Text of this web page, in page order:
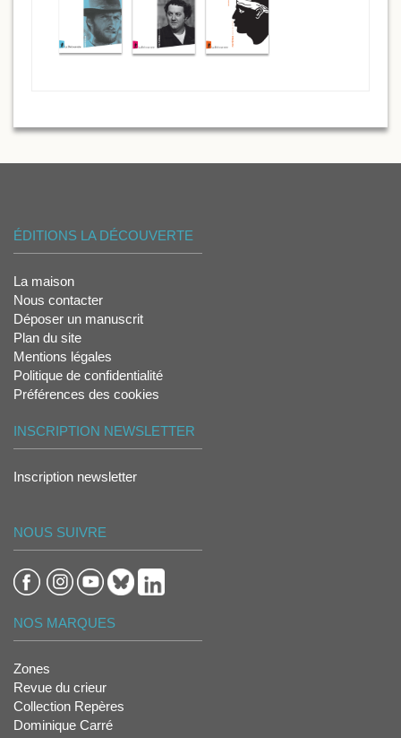
ÉDITIONS LA DÉCOUVERTE
La maison
Nous contacter
Déposer un manuscrit
Plan du site
Mentions légales
Politique de confidentialité
Préférences des cookies
INSCRIPTION NEWSLETTER
Inscription newsletter
NOUS SUIVRE
NOS MARQUES
Zones
Revue du crieur
Collection Repères
Dominique Carré